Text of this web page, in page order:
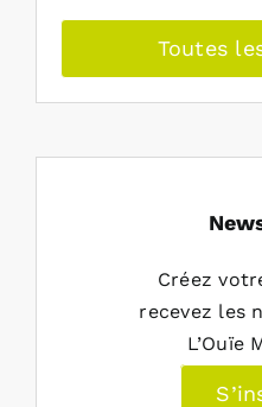
Toutes
Créez
recevez les
L’Ouïe